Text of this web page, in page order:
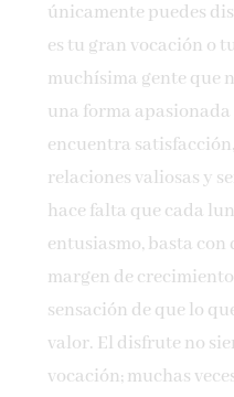
únicamente puedes
es tu gran vocación o
muchísima gente que
una forma apasionada
encuentra
relaciones valiosas y
hace falta que cada
entusiasmo, basta
margen de
sensación de que lo
valor. El disfrute no
vocación; muchas